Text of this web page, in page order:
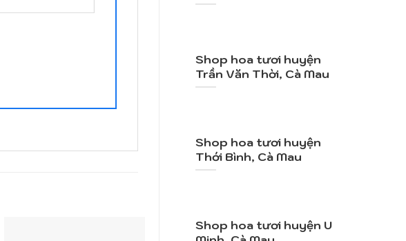
Shop hoa tươi huyện
Trần Văn Thời, Cà Mau
Shop hoa tươi huyện
Thới Bình, Cà Mau
Shop hoa tươi huyện U